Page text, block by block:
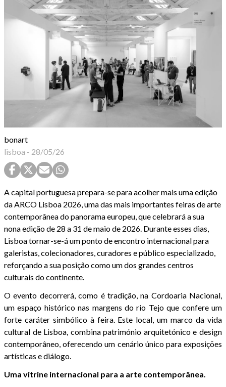
bonart
lisboa - 28/05/26
A capital portuguesa prepara-se para acolher mais uma edição
da ARCO Lisboa 2026, uma das mais importantes feiras de arte
contemporânea do panorama europeu, que celebrará a sua
nona edição de 28 a 31 de maio de 2026. Durante esses dias,
Lisboa tornar-se-á um ponto de encontro internacional para
galeristas, colecionadores, curadores e público especializado,
reforçando a sua posição como um dos grandes centros
culturais do continente.
O evento decorrerá, como é tradição, na Cordoaria Nacional,
um espaço histórico nas margens do rio Tejo que confere um
forte caráter simbólico à feira. Este local, um marco da vida
cultural de Lisboa, combina património arquitetónico e design
contemporâneo, oferecendo um cenário único para exposições
artísticas e diálogo.
Uma vitrine internacional para a arte contemporânea.